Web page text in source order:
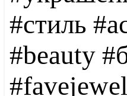
#стиль
#beauty